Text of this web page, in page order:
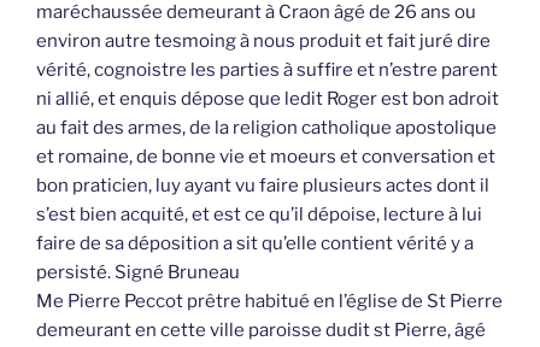
maréchaussée demeurant à Craon âgé de 26 ans ou
environ autre tesmoing à nous produit et fait juré dire
vérité, cognoistre les parties à suffire et n’estre parent
ni allié, et enquis dépose que ledit Roger est bon adroit
au fait des armes, de la religion catholique apostolique
et romaine, de bonne vie et moeurs et conversation et
bon praticien, luy ayant vu faire plusieurs actes dont il
s’est bien acquité, et est ce qu’il dépoise, lecture à lui
faire de sa déposition a sit qu’elle contient vérité y a
persisté. Signé Bruneau
Me Pierre Peccot prêtre habitué en l’église de St Pierre
demeurant en cette ville paroisse dudit st Pierre, âgé